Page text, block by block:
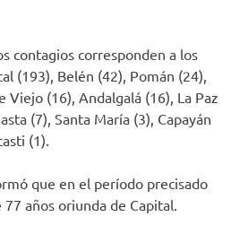
contagios corresponden a los
(193), Belén (42), Pomán (24),
Viejo (16), Andalgalá (16), La Paz
(7), Santa María (3), Capayán
(1).
que en el período precisado
años oriunda de Capital.